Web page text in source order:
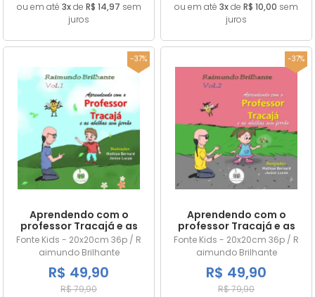
ou em até 3xde R$ 14,97 sem
juros
ou em até 3xde R$ 10,00 sem
juros
-37%
Aprendendo com o
professor Tracajá e as
abelhas sem ferrão -
Vol. 1
Fonte Kids - 20x20cm 36p / R
aimundo Brilhante
R$ 49,90
R$ 79,90
-37%
Aprendendo com o
professor Tracajá e as
abelhas sem ferrão -
Vol. 2
Fonte Kids - 20x20cm 36p / R
aimundo Brilhante
R$ 49,90
R$ 79,90